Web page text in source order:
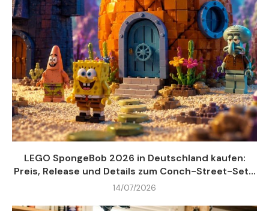
LEGO SpongeBob 2026 in Deutschland kaufen:
Preis, Release und Details zum Conch-Street-Set...
14/07/2026